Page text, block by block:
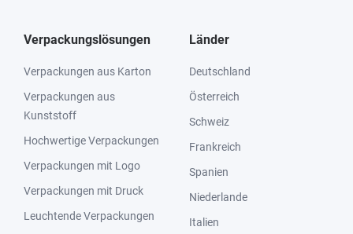
Verpackungslösungen
Verpackungen aus Karton
Verpackungen aus
Kunststoff
Hochwertige Verpackungen
Verpackungen mit Logo
Verpackungen mit Druck
Leuchtende Verpackungen
Länder
Deutschland
Österreich
Schweiz
Frankreich
Spanien
Niederlande
Italien